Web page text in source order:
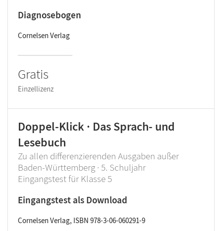
Diagnosebogen
Cornelsen Verlag
Gratis
Einzellizenz
Doppel-Klick · Das Sprach- und
Lesebuch
Zu allen differenzierenden Ausgaben außer
Baden-Württemberg · 5. Schuljahr
Eingangstest für Klasse 5
Eingangstest als Download
Cornelsen Verlag, ISBN 978-3-06-060291-9